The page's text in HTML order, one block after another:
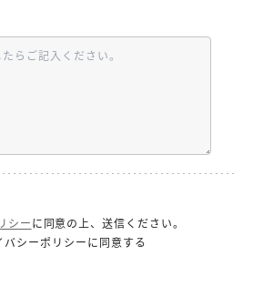
シーに同意の上、送信ください。
バシーポリシーに同意する